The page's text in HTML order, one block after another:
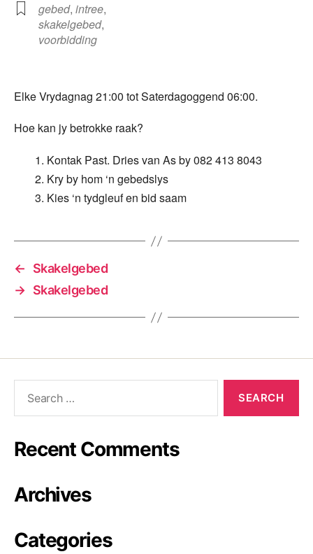
gebed, intree,
skakelgebed,
voorbidding
Elke Vrydagnag 21:00 tot Saterdagoggend 06:00.
Hoe kan jy betrokke raak?
Kontak Past. Dries van As by 082 413 8043
Kry by hom ‘n gebedslys
Kies ‘n tydgleuf en bid saam
←
Skakelgebed
→ Skakelgebed
Recent Comments
Archives
Categories